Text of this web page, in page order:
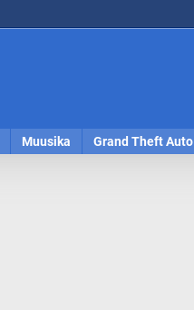
Muusika Grand Theft Auto